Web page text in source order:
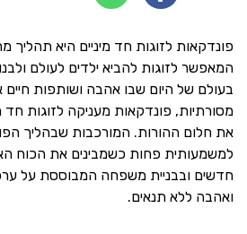
פונדקאות לזוגות חד מיניים היא תהליך
המאפשר לזוגות להביא ילדים לעולם
בעולם של היום שבו אהבה ושותפות חיים
מסורתיות, פונדקאות מעניקה לזוגות חד
את חלום ההורות. המורכבות שבהליך
למשמעותית פחות כשמבינים את הכוח
חדשים ובבניית משפחה המבוססת על
ואהבה ללא תנאים.